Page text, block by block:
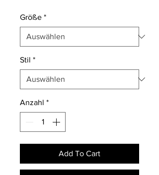
Größe *
Stil *
Anzahl *
Add To Cart